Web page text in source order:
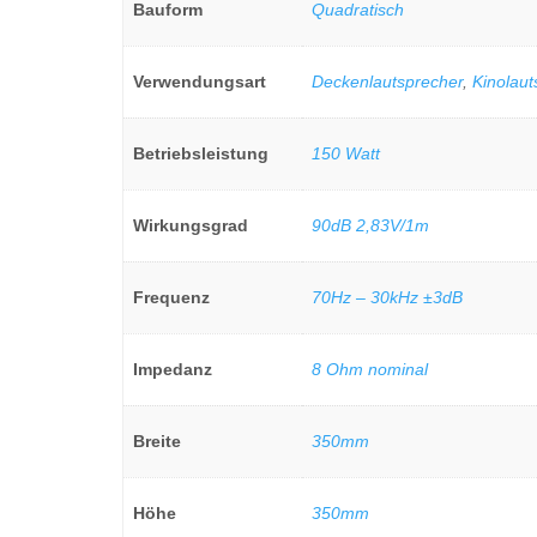
Bauform Quadratisch
Verwendungsart Deckenlautsprecher,
Betriebsleistung 150 Watt
Wirkungsgrad 90dB 2,83V/1m
Frequenz 70Hz – 30kHz ±3dB
Impedanz 8 Ohm nominal
Breite 350mm
Höhe 350mm